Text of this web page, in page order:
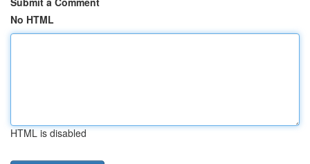
No HTML
HTML is disabled